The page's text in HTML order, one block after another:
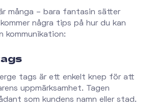
många – bara fantasin sätter
några tips på hur du kan
kommunikation:
tags är ett enkelt knep för att
uppmärksamhet. Tagen
som kundens namn eller stad.